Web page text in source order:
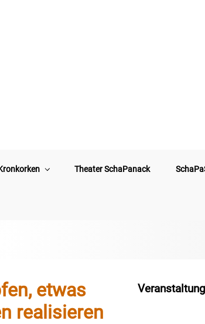
Theater SchaPanack
etwas
realisieren